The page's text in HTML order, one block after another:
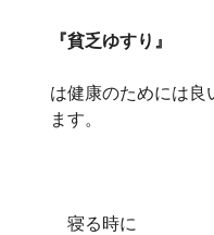
『貧乏ゆすり』
は健康のためには良
ます。
寝る時に